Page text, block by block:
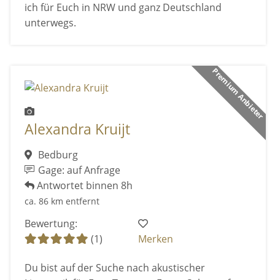
ich für Euch in NRW und ganz Deutschland
unterwegs.
Premium Anbieter
Alexandra Kruijt
Bedburg
Gage: auf Anfrage
Antwortet binnen 8h
ca. 86 km entfernt
Bewertung:
(1)
Merken
Du bist auf der Suche nach akustischer